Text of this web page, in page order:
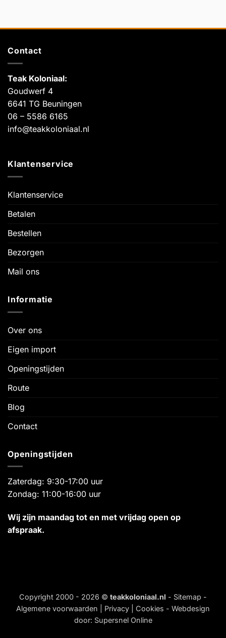
Contact
Teak Koloniaal:
Goudwerf 4
6641 TG Beuningen
06 – 5586 6165
info@teakkoloniaal.nl
Klantenservice
Klantenservice
Betalen
Bestellen
Bezorgen
Mail ons
Informatie
Over ons
Eigen import
Openingstijden
Route
Blog
Contact
Openingstijden
Zaterdag: 9:30-17:00 uur
Zondag: 11:00-16:00 uur
Wij zijn maandag tot en met vrijdag open op
afspraak.
Copyright 2000 - 2026 © teakkoloniaal.nl - Sitemap -
Algemene voorwaarden
Privacy Cookies - Webdesign
door: Supersnel Online